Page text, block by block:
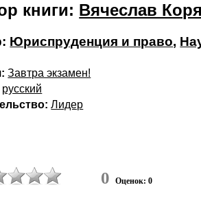
книги: Вячеслав
Юриспруденция и право,
Завтра экзамен!
русский
Лидер
0 Оценок: 0